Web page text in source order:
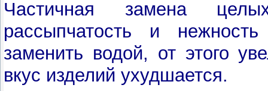
Частичная замена
рассыпчатость и
заменить водой, от этого
вкус изделий ухудшается.